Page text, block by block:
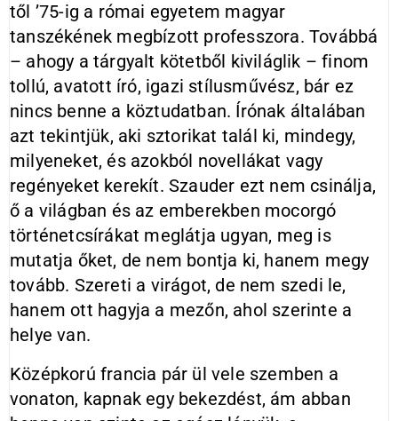
től ’75-ig a római egyetem magyar
tanszékének megbízott professzora. Továbbá
– ahogy a tárgyalt kötetből kiviláglik – finom
tollú, avatott író, igazi stílusművész, bár ez
nincs benne a köztudatban. Írónak általában
azt tekintjük, aki sztorikat talál ki, mindegy,
milyeneket, és azokból novellákat vagy
regényeket kerekít. Szauder ezt nem csinálja,
ő a világban és az emberekben mocorgó
történetcsírákat meglátja ugyan, meg is
mutatja őket, de nem bontja ki, hanem megy
tovább. Szereti a virágot, de nem szedi le,
hanem ott hagyja a mezőn, ahol szerinte a
helye van.
Középkorú francia pár ül vele szemben a
vonaton, kapnak egy bekezdést, ám abban